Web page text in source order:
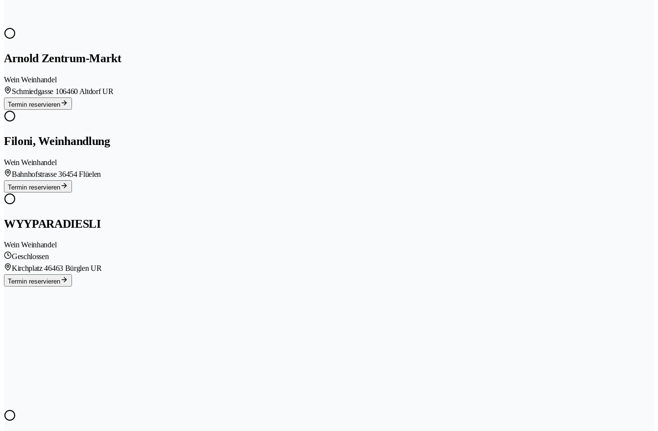
Arnold Zentrum-Markt
Wein Weinhandel
Schmiedgasse 106460 Altdorf UR
Termin reservieren
Filoni, Weinhandlung
Wein Weinhandel
Bahnhofstrasse 36454 Flüelen
Termin reservieren
WYYPARADIESLI
Wein Weinhandel
Geschlossen
Kirchplatz 46463 Bürglen UR
Termin reservieren